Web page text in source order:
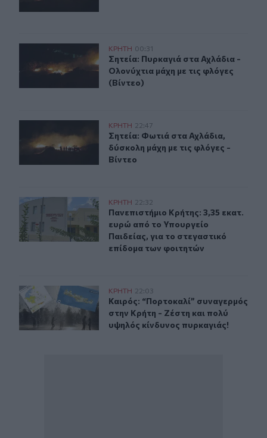
Σητεία: Πυρκαγιά στα Αχλάδια - Ολονύχτια μάχη με τις
ΚΡΗΤΗ 00:31
Σητεία: Πυρκαγιά στα Αχλάδια -
Σητεία: Πυρκαγιά στα Αχλάδια -
Ολονύχτια μάχη με τις φλόγες
(Βίντεο)
Σητεία: Φωτιά στα Αχλάδια, δύσκολη μάχη με τις
ΚΡΗΤΗ 22:47
Σητεία: Φωτιά στα Αχλάδια,
Σητεία: Φωτιά στα Αχλάδια,
δύσκολη μάχη με τις φλόγες -
Βίντεο
Πανεπιστήμιο Κρήτης: 3,35 εκατ. ευρώ από το
ΚΡΗΤΗ 22:32
Πανεπιστήμιο Κρήτης: 3,35 εκατ.
Πανεπιστήμιο Κρήτης: 3,35 εκατ.
ευρώ από το Υπουργείο
Παιδείας, για το στεγαστικό
επίδομα των φοιτητών
Καιρός: “Πορτοκαλί” συναγερμός στην Κρήτη - Ζέστη
ΚΡΗΤΗ 22:03
Καιρός: “Πορτοκαλί” συναγερμός
Καιρός: “Πορτοκαλί” συναγερμός
στην Κρήτη - Ζέστη και πολύ
υψηλός κίνδυνος πυρκαγιάς!